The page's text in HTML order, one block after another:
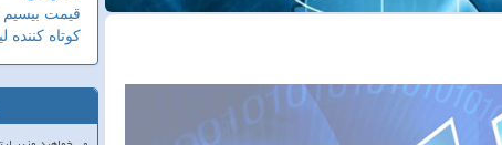
قیمت بیسیم
کوتاه کننده